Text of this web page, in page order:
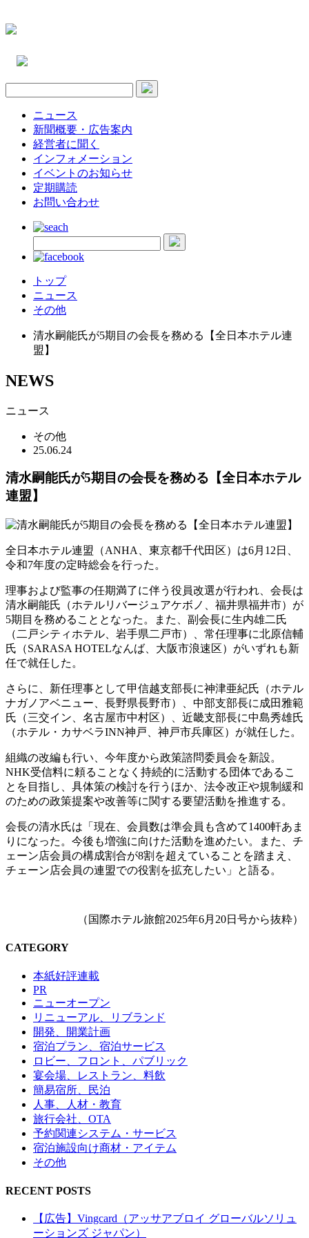
ニュース
新聞概要・広告案内
経営者に聞く
インフォメーション
イベントのお知らせ
定期購読
お問い合わせ
トップ
ニュース
その他
清水嗣能氏が5期目の会長を務める【全日本ホテル連
盟】
NEWS
ニュース
その他
25.06.24
清水嗣能氏が5期目の会長を務める【全日本ホテル
連盟】
全日本ホテル連盟（ANHA、東京都千代田区）は6月12日、
令和7年度の定時総会を行った。
理事および監事の任期満了に伴う役員改選が行われ、会長は
清水嗣能氏（ホテルリバージュアケボノ、福井県福井市）が
5期目を務めることとなった。また、副会長に生内雄二氏
（二戸シティホテル、岩手県二戸市）、常任理事に北原信輔
氏（SARASA HOTELなんば、大阪市浪速区）がいずれも新
任で就任した。
さらに、新任理事として甲信越支部長に神津亜紀氏（ホテル
ナガノアベニュー、長野県長野市）、中部支部長に成田雅範
氏（三交イン、名古屋市中村区）、近畿支部長に中島秀雄氏
（ホテル・カサベラINN神戸、神戸市兵庫区）が就任した。
組織の改編も行い、今年度から政策諮問委員会を新設。
NHK受信料に頼ることなく持続的に活動する団体であるこ
とを目指し、具体策の検討を行うほか、法令改正や規制緩和
のための政策提案や改善等に関する要望活動を推進する。
会長の清水氏は「現在、会員数は準会員も含めて1400軒あま
りになった。今後も増強に向けた活動を進めたい。また、チ
ェーン店会員の構成割合が8割を超えていることを踏まえ、
チェーン店会員の連盟での役割を拡充したい」と語る。
（国際ホテル旅館2025年6月20日号から抜粋）
CATEGORY
本紙好評連載
PR
ニューオープン
リニューアル、リブランド
開発、開業計画
宿泊プラン、宿泊サービス
ロビー、フロント、パブリック
宴会場、レストラン、料飲
簡易宿所、民泊
人事、人材・教育
旅行会社、OTA
予約関連システム・サービス
宿泊施設向け商材・アイテム
その他
RECENT POSTS
【広告】Vingcard（アッサアブロイ グローバルソリュ
ーションズ ジャパン）